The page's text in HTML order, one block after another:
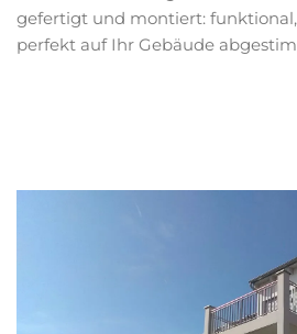
gefertigt und montiert:
perfekt auf Ihr Gebäude